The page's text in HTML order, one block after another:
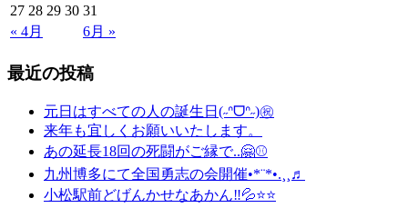
« 4月 6月 »
27 28 29 30 31
最近の投稿
元日はすべての人の誕生日(˶ᐢᗜᐢ˶)㊗️
来年も宜しくお願いいたします。
あの延長18回の死闘がご縁で..🤗⚾️
九州博多にて全国勇志の会開催•*¨*•.¸¸♬
小松駅前どげんかせなあかん‼︎💦⭐️⭐️